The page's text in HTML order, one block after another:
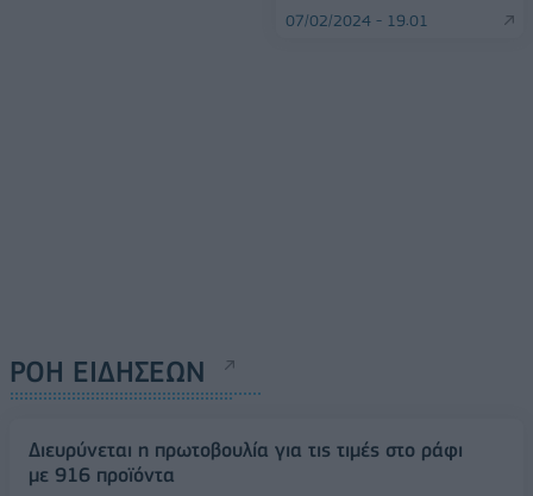
07/02/2024 - 19:01
ΡΟΗ ΕΙΔΗΣΕΩΝ
Διευρύνεται η πρωτοβουλία για τις τιμές στο ράφι
με 916 προϊόντα